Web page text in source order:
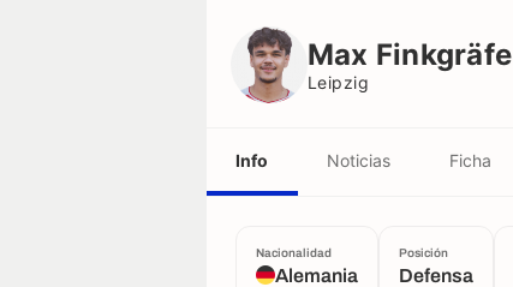
Max Finkgräfe
Leipzig
Info Noticias Ficha
Nacionalidad
Alemania
Posición
Defensa